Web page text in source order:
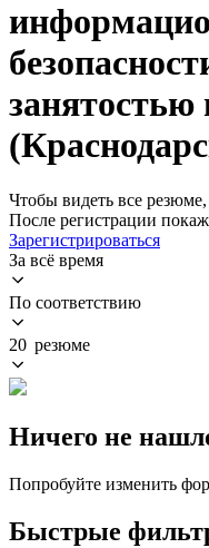
занятостью
Чтобы видеть все резюме,
После регистрации
Зарегистрироваться
За всё время
По соответствию
20 резюме
Ничего не
Попробуйте изменить
Быстрые